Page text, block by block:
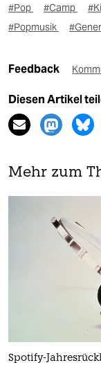
#Pop #Camp
#Popmusik
Feedback
Diesen Artikel
Mehr zum
Spotify-